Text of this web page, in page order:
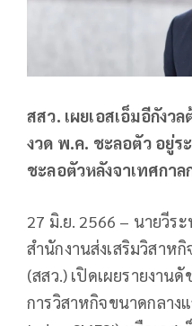
สสว. เผยเอสเอ็มอีกัง
งวด พ.ค. ชะลอตัว อยู่
ชะลอตัวหลังจาเทศกาล
27 มิ.ย. 2566 – นายวีร
สำนักงานส่งเสริมวิสาห
(สสว.) เปิดเผยรายงาน
การวิสาหกิจขนาดกลาง